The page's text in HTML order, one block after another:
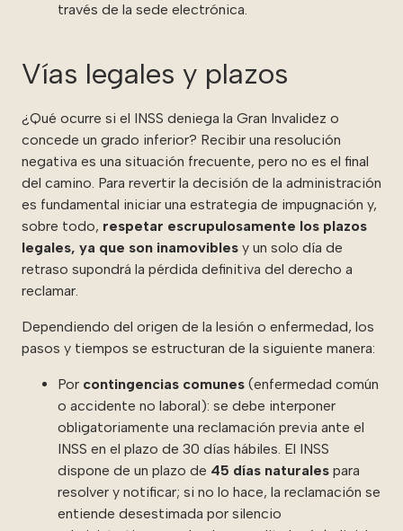
través de la sede electrónica.
Vías legales y plazos
¿Qué ocurre si el INSS deniega la Gran Invalidez o
concede un grado inferior? Recibir una resolución
negativa es una situación frecuente, pero no es el final
del camino. Para revertir la decisión de la administración
es fundamental iniciar una estrategia de impugnación y,
sobre todo, respetar escrupulosamente los plazos
legales, ya que son inamovibles y un solo día de
retraso supondrá la pérdida definitiva del derecho a
reclamar.
Dependiendo del origen de la lesión o enfermedad, los
pasos y tiempos se estructuran de la siguiente manera:
Por contingencias comunes (enfermedad común
o accidente no laboral): se debe interponer
obligatoriamente una reclamación previa ante el
INSS en el plazo de 30 días hábiles. El INSS
dispone de un plazo de 45 días naturales para
resolver y notificar; si no lo hace, la reclamación se
entiende desestimada por silencio